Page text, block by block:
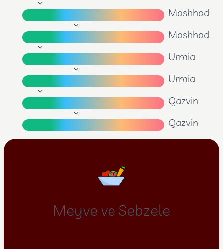
Mashhad
Mashhad
Urmia
Urmia
Qazvin
Qazvin
Meyve ve Sebzele